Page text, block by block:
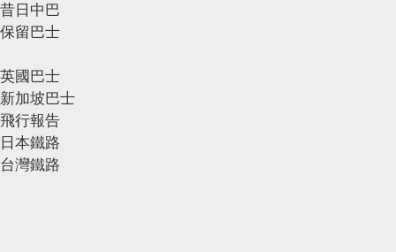
昔日中巴
保留巴士
英國巴士
新加坡巴士
飛行報告
日本鐵路
台灣鐵路